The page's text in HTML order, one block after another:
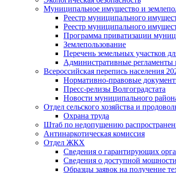
Муниципальное имущество и
Реестр муниципального
Реестр муниципального
Программа приватизации
Землепользование
Перечень земельных участков
Административные регламенты
Всероссийская перепись населения
Нормативно-правовые
Пресс-релизы Волгоградстата
Новости муниципального
Отдел сельского хозяйства и
Охрана труда
Штаб по недопущению
Антинаркотическая комиссия
Отдел ЖКХ
Сведения о гарантирующих
Сведения о доступной мощности
Образцы заявок на получение